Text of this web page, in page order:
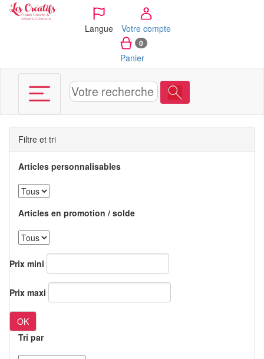
Langue Votre compte
0
Panier
Filtre et tri
Articles personnalisables
Articles en promotion / solde
Prix mini
Prix maxi
OK
Tri par
Panneau de gestion des cookies